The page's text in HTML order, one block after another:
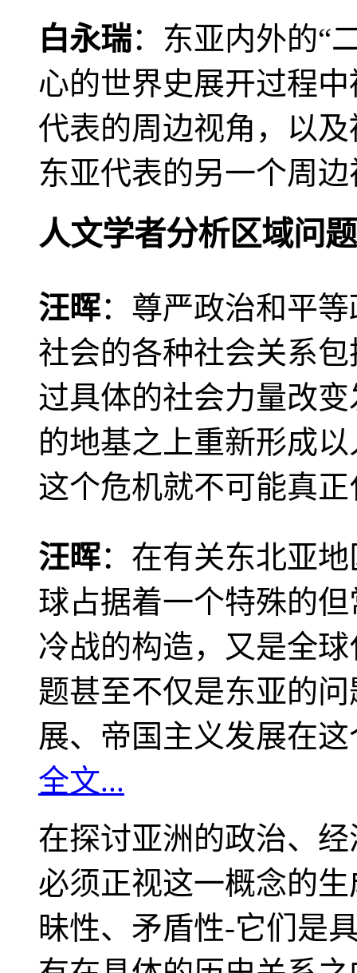
白永瑞：东亚内外的“
心的世界史展开过程
代表的周边视角，以
东亚代表的另一个周
人文学者分析区域问题
汪晖：尊严政治和平
社会的各种社会关系
过具体的社会力量改
的地基之上重新形成
这个危机就不可能真
汪晖：在有关东北亚
球占据着一个特殊的
冷战的构造，又是全
题甚至不仅是东亚的
展、帝国主义发展在
全文...
在探讨亚洲的政治、
必须正视这一概念的
昧性、矛盾性-它们是